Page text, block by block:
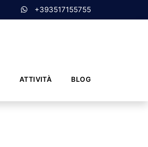
+393517155755
ATTIVITÀ BLOG